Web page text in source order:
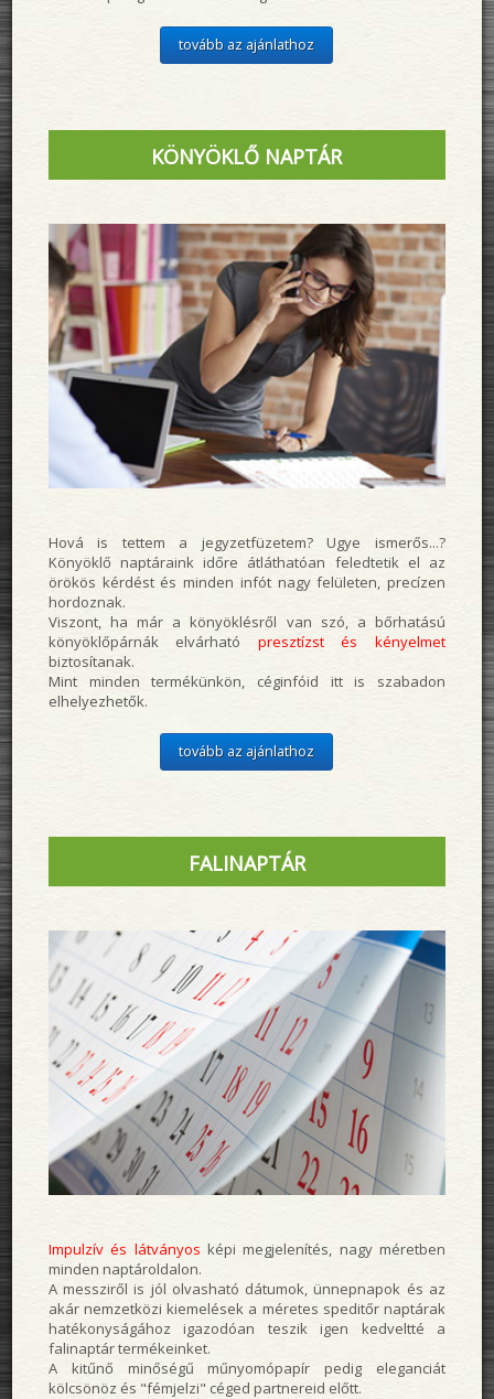
tovább az ajánlathoz
KÖNYÖKLŐ NAPTÁR
Hová is tettem a jegyzetfüzetem? Ugye ismerős...?
Könyöklő naptáraink időre átláthatóan feledtetik el az
örökös kérdést és minden infót nagy felületen, precízen
hordoznak.
Viszont, ha már a könyöklésről van szó, a bőrhatású
könyöklőpárnák elvárható presztízst és kényelmet
biztosítanak.
Mint minden termékünkön, céginfóid itt is szabadon
elhelyezhetők.
tovább az ajánlathoz
FALINAPTÁR
Impulzív és látványos képi megjelenítés, nagy méretben
minden naptároldalon.
A messziről is jól olvasható dátumok, ünnepnapok és az
akár nemzetközi kiemelések a méretes speditőr naptárak
hatékonyságához igazodóan teszik igen kedveltté a
falinaptár termékeinket.
A kitűnő minőségű műnyomópapír pedig eleganciát
kölcsönöz és "fémjelzi" céged partnereid előtt.